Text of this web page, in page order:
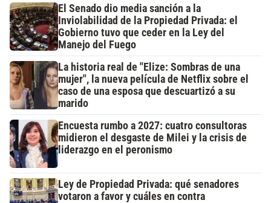
El Senado dio media sanción a la
Inviolabilidad de la Propiedad Privada: el
Gobierno tuvo que ceder en la Ley del
Manejo del Fuego
La historia real de "Elize: Sombras de una
mujer", la nueva película de Netflix sobre el
caso de una esposa que descuartizó a su
marido
Encuesta rumbo a 2027: cuatro consultoras
midieron el desgaste de Milei y la crisis de
liderazgo en el peronismo
Ley de Propiedad Privada: qué senadores
votaron a favor y cuáles en contra